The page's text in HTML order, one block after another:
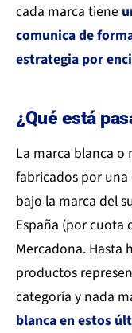
cada marca tiene
comunica de
estrategia por
¿Qué está
La marca blanca
fabricados por
bajo la marca del
España (por cuota
Mercadona. Hasta
productos
categoría y nada
blanca en estos